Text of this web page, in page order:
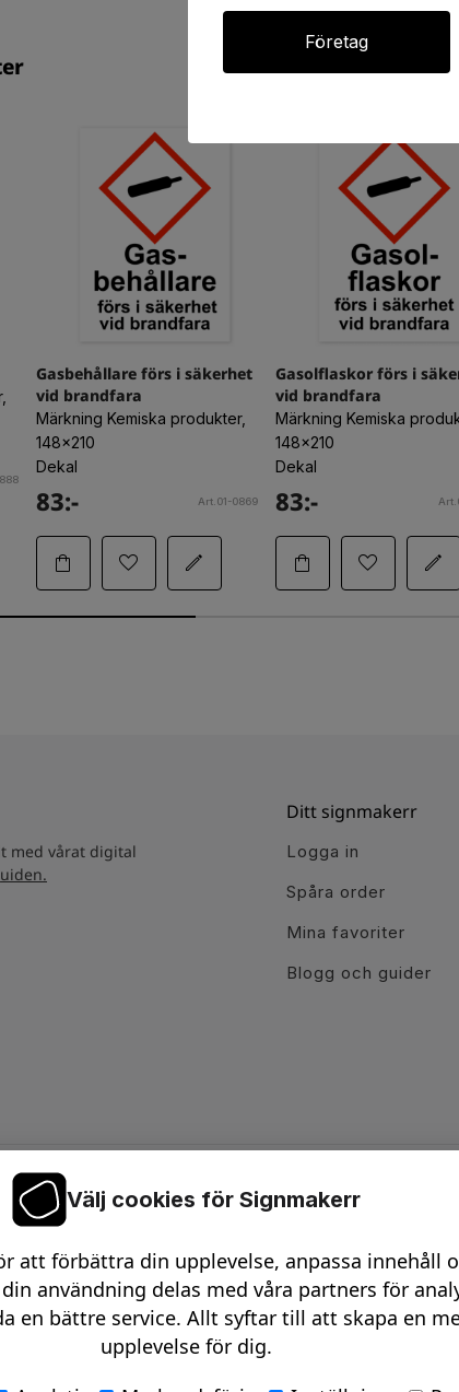
Gasbehållare förs i säkerhet
vid brandfara
Märkning Kemiska produkter,
148x210
Dekal
83:- Art.01-0869
Gasolflaskor förs i
vid brandfara
Märkning Kemiska
148x210
Dekal
83:-
med vårat digital
Ditt signmakerr
Logga in
Spåra order
Mina favoriter
Blogg och guider
Online tjänster
Online möte -
Design
Online möte -
Trollhättan
Uddevalla
Företag
Välj cookies för Signmakerr
att förbättra din upplevelse, anpassa innehåll
användning delas med våra partners för
en bättre service. Allt syftar till att skapa en
upplevelse för dig.